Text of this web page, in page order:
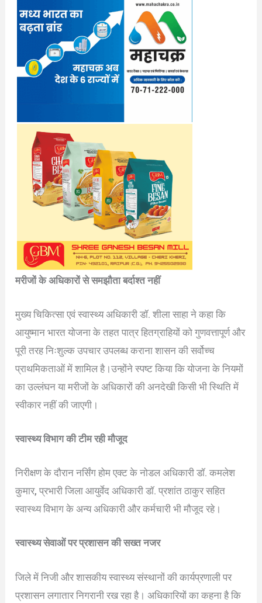
मरीजों के अधिकारों से समझौता बर्दाश्त नहीं
मुख्य चिकित्सा एवं स्वास्थ्य अधिकारी डॉ. शीला साहा ने कहा कि
आयुष्मान भारत योजना के तहत पात्र हितग्राहियों को गुणवत्तापूर्ण और
पूरी तरह निःशुल्क उपचार उपलब्ध कराना शासन की सर्वोच्च
प्राथमिकताओं में शामिल है।उन्होंने स्पष्ट किया कि योजना के नियमों
का उल्लंघन या मरीजों के अधिकारों की अनदेखी किसी भी स्थिति में
स्वीकार नहीं की जाएगी।
स्वास्थ्य विभाग की टीम रही मौजूद
निरीक्षण के दौरान नर्सिंग होम एक्ट के नोडल अधिकारी डॉ. कमलेश
कुमार, प्रभारी जिला आयुर्वेद अधिकारी डॉ. प्रशांत ठाकुर सहित
स्वास्थ्य विभाग के अन्य अधिकारी और कर्मचारी भी मौजूद रहे।
स्वास्थ्य सेवाओं पर प्रशासन की सख्त नजर
जिले में निजी और शासकीय स्वास्थ्य संस्थानों की कार्यप्रणाली पर
प्रशासन लगातार निगरानी रख रहा है। अधिकारियों का कहना है कि